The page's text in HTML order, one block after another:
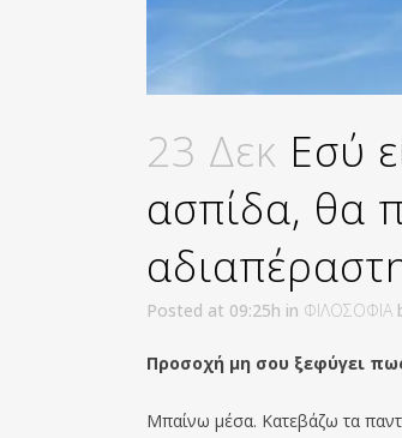
23 Δεκ Εσύ
ασπίδα, θα
Posted at 09:25h in ΦΙΛΟΣΟΦΙΑ
Προσοχή μη σου ξεφύγει
Μπαίνω μέσα. Κατεβάζω τα